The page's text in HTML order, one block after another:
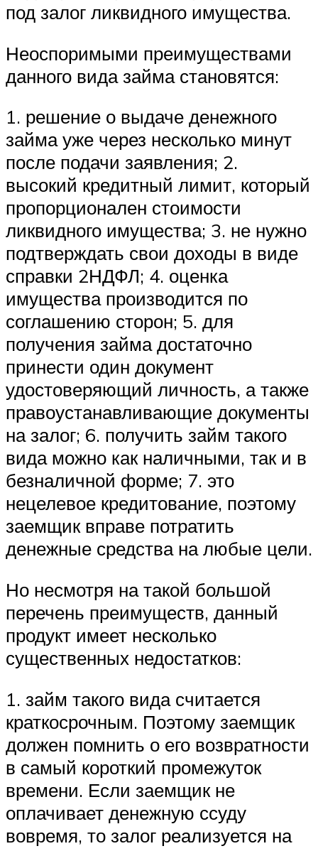
под залог ликвидного имущества.
Неоспоримыми преимуществами
данного вида займа становятся:
1. решение о выдаче денежного
займа уже через несколько минут
после подачи заявления; 2.
высокий кредитный лимит, который
пропорционален стоимости
ликвидного имущества; 3. не нужно
подтверждать свои доходы в виде
справки 2НДФЛ; 4. оценка
имущества производится по
соглашению сторон; 5. для
получения займа достаточно
принести один документ
удостоверяющий личность, а также
правоустанавливающие документы
на залог; 6. получить займ такого
вида можно как наличными, так и в
безналичной форме; 7. это
нецелевое кредитование, поэтому
заемщик вправе потратить
денежные средства на любые цели.
Но несмотря на такой большой
перечень преимуществ, данный
продукт имеет несколько
существенных недостатков:
1. займ такого вида считается
краткосрочным. Поэтому заемщик
должен помнить о его возвратности
в самый короткий промежуток
времени. Если заемщик не
оплачивает денежную ссуду
вовремя, то залог реализуется на